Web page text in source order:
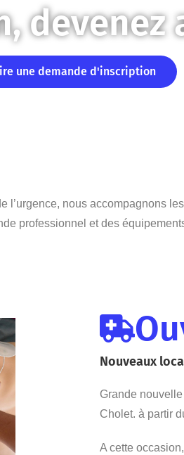
devenez
une demande d'inscription
l’urgence, nous accompagnons
professionnel et des
Nouveaux
Grande
Cholet. à partir
A cette